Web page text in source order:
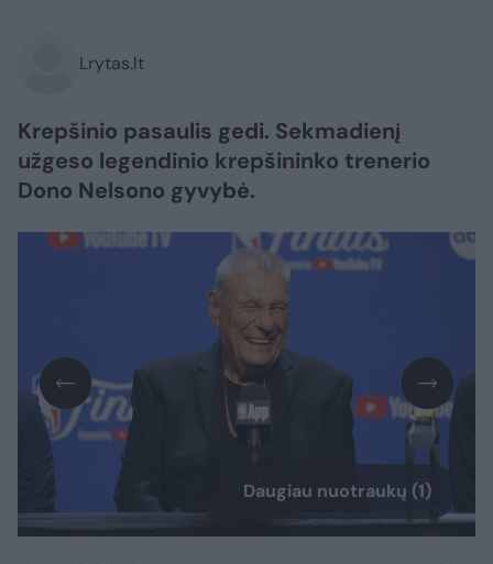
Lrytas.lt
Krepšinio pasaulis gedi. Sekmadienį
užgeso legendinio krepšininko trenerio
Dono Nelsono gyvybė.
Daugiau nuotraukų (1)